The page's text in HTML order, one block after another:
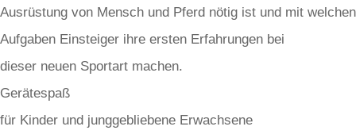
Ausrüstung von Mensch und Pferd nötig ist und mit welchen
Aufgaben Einsteiger ihre ersten Erfahrungen bei
dieser neuen Sportart machen.
Gerätespaß
für Kinder und junggebliebene Erwachsene